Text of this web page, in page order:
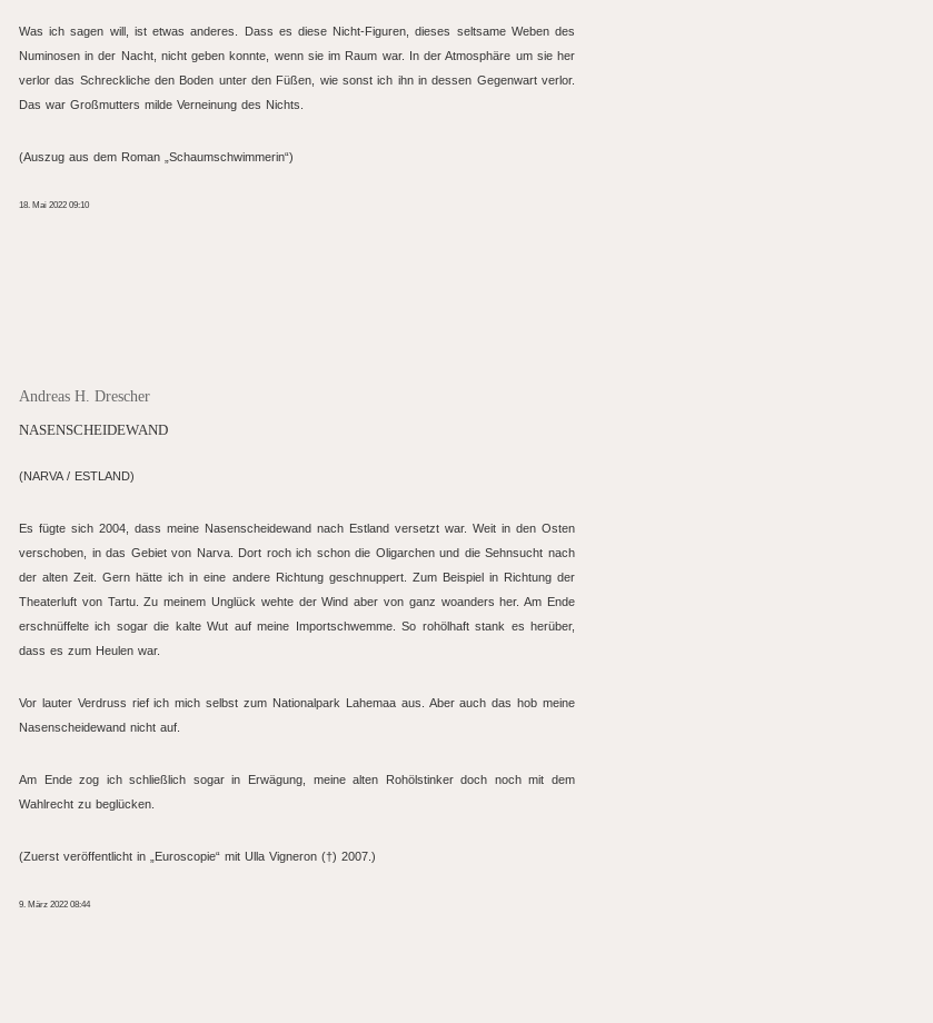
Was ich sagen will, ist etwas anderes. Dass es diese Nicht-Figuren, dieses seltsame Weben des
Numinosen in der Nacht, nicht geben konnte, wenn sie im Raum war. In der Atmosphäre um sie her
verlor das Schreckliche den Boden unter den Füßen, wie sonst ich ihn in dessen Gegenwart verlor.
Das war Großmutters milde Verneinung des Nichts.
(Auszug aus dem Roman „Schaumschwimmerin“)
18. Mai 2022 09:10
Andreas H. Drescher
NASENSCHEIDEWAND
(NARVA / ESTLAND)
Es fügte sich 2004, dass meine Nasenscheidewand nach Estland versetzt war. Weit in den Osten
verschoben, in das Gebiet von Narva. Dort roch ich schon die Oligarchen und die Sehnsucht nach
der alten Zeit. Gern hätte ich in eine andere Richtung geschnuppert. Zum Beispiel in Richtung der
Theaterluft von Tartu. Zu meinem Unglück wehte der Wind aber von ganz woanders her. Am Ende
erschnüffelte ich sogar die kalte Wut auf meine Importschwemme. So rohölhaft stank es herüber,
dass es zum Heulen war.
Vor lauter Verdruss rief ich mich selbst zum Nationalpark Lahemaa aus. Aber auch das hob meine
Nasenscheidewand nicht auf.
Am Ende zog ich schließlich sogar in Erwägung, meine alten Rohölstinker doch noch mit dem
Wahlrecht zu beglücken.
(Zuerst veröffentlicht in „Euroscopie“ mit Ulla Vigneron (†) 2007.)
9. März 2022 08:44